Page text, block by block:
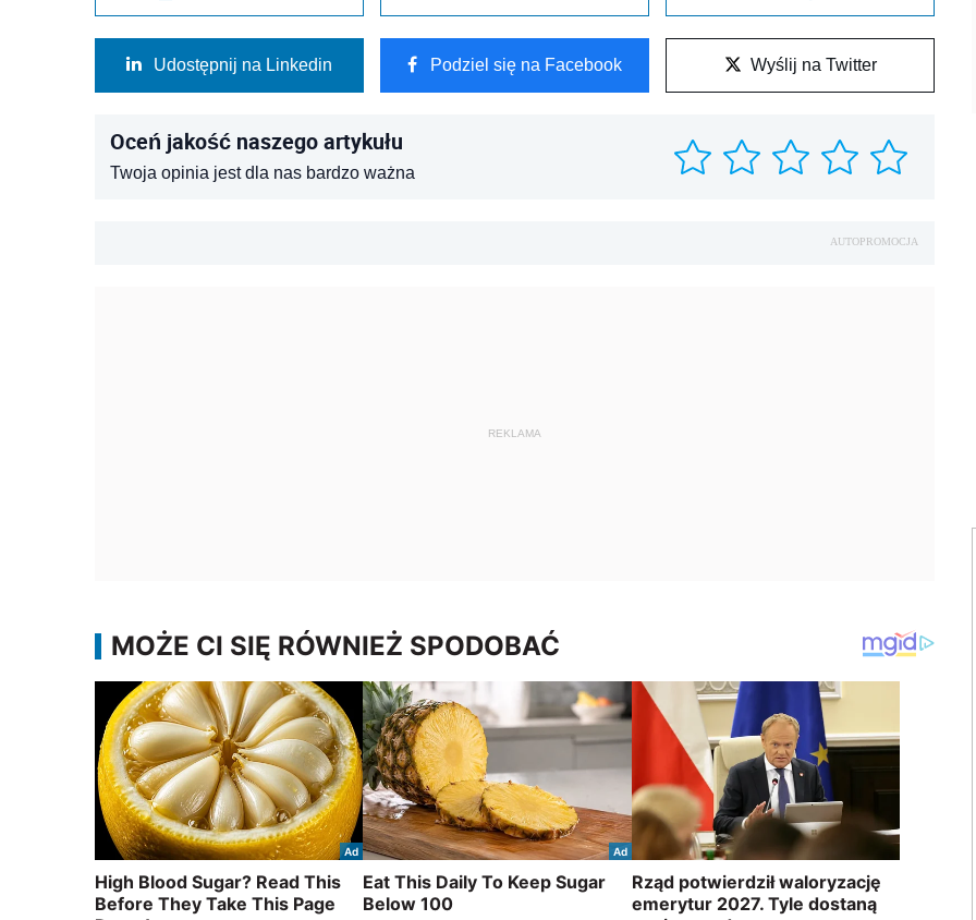
Udostępnij na Linkedin Podziel się na Facebook Wyślij na Twitter
Oceń jakość naszego artykułu
Twoja opinia jest dla nas bardzo ważna
AUTOPROMOCJA
REKLAMA